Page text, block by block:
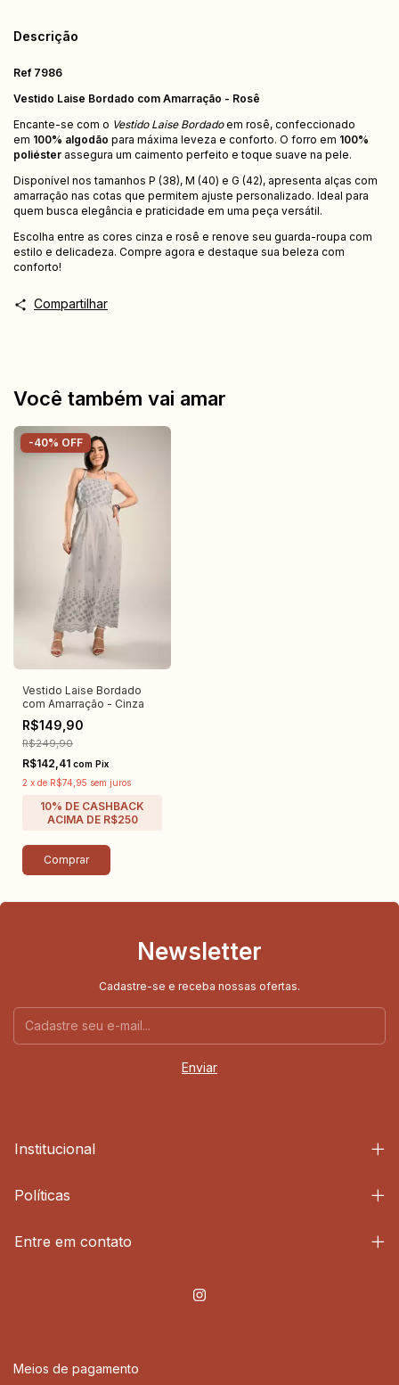
Descrição
Ref 7986
Vestido Laise Bordado com Amarração - Rosê
Encante-se com o Vestido Laise Bordadoem rosê, confeccionado
em 100% algodão para máxima leveza e conforto. O forro em 100%
poliéster assegura um caimento perfeito e toque suave na pele.
Disponível nos tamanhos P (38), M (40) e G (42), apresenta alças com
amarração nas cotas que permitem ajuste personalizado. Ideal para
quem busca elegância e praticidade em uma peça versátil.
Escolha entre as cores cinza e rosê e renove seu guarda-roupa com
estilo e delicadeza. Compre agora e destaque sua beleza com
conforto!
Compartilhar
Você também vai amar
Vestido Laise Bordado
com Amarração - Cinza
R$149,90
-40% OFF
R$249,90
R$142,41 com Pix
2 x de R$74,95 sem juros
Comprar
Newsletter
Cadastre-se e receba nossas ofertas.
Institucional
Políticas
Entre em contato
Meios de pagamento